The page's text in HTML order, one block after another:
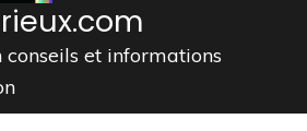
et informations